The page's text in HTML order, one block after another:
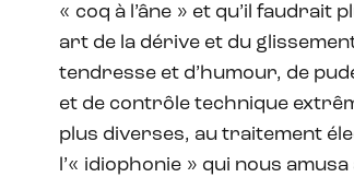
« coq à l’âne » et qu’il
art de la dérive et du
tendresse et d’humour, de
et de contrôle technique
plus diverses, au traitement
l’« idiophonie » qui nous